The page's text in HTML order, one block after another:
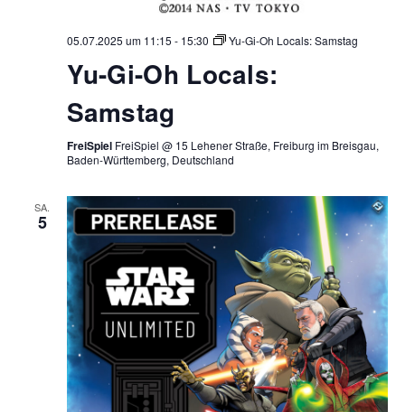
05.07.2025 um 11:15 - 15:30 Yu-Gi-Oh Locals: Samstag
Yu-Gi-Oh Locals:
Samstag
FreiSpiel FreiSpiel @ 15 Lehener Straße, Freiburg im Breisgau,
Baden-Württemberg, Deutschland
SA.
5